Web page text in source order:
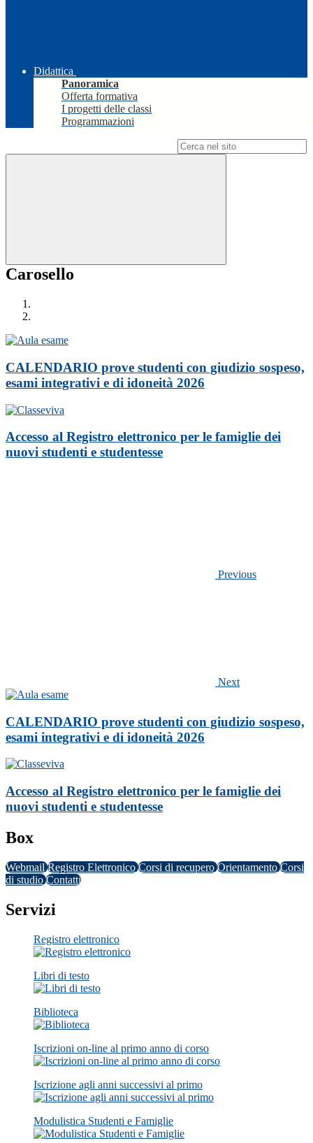
Didattica
Panoramica
Offerta formativa
I progetti delle classi
Programmazioni
Carosello
CALENDARIO prove studenti con giudizio sospeso,
esami integrativi e di idoneità 2026
Accesso al Registro elettronico per le famiglie dei
nuovi studenti e studentesse
Previous
Next
CALENDARIO prove studenti con giudizio sospeso,
esami integrativi e di idoneità 2026
Accesso al Registro elettronico per le famiglie dei
nuovi studenti e studentesse
Box
WebmailRegistro ElettronicoCorsi di recuperoOrientamentoCorsi
di studioContatti
Servizi
Registro elettronico
Libri di testo
Biblioteca
Iscrizioni on-line al primo anno di corso
Iscrizione agli anni successivi al primo
Modulistica Studenti e Famiglie